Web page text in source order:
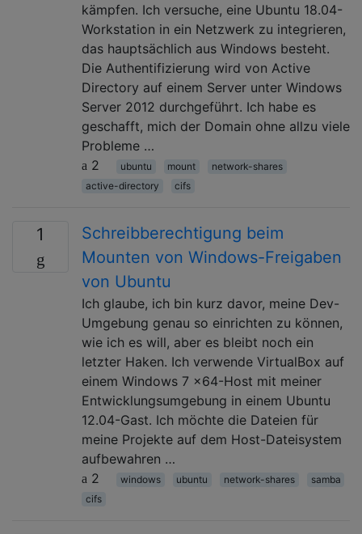
kämpfen. Ich versuche, eine Ubuntu 18.04-
Workstation in ein Netzwerk zu integrieren,
das hauptsächlich aus Windows besteht.
Die Authentifizierung wird von Active
Directory auf einem Server unter Windows
Server 2012 durchgeführt. Ich habe es
geschafft, mich der Domain ohne allzu viele
Probleme …
2
ubuntu mount
network-shares
active-directory
cifs
1
Schreibberechtigung beim
Mounten von Windows-Freigaben
von Ubuntu
Ich glaube, ich bin kurz davor, meine Dev-
Umgebung genau so einrichten zu können,
wie ich es will, aber es bleibt noch ein
letzter Haken. Ich verwende VirtualBox auf
einem Windows 7 x64-Host mit meiner
Entwicklungsumgebung in einem Ubuntu
12.04-Gast. Ich möchte die Dateien für
meine Projekte auf dem Host-Dateisystem
aufbewahren …
2
windows ubuntu network-shares
samba
cifs